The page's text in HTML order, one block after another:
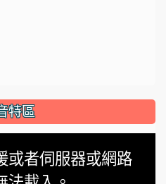
特區
或者伺服器或網路